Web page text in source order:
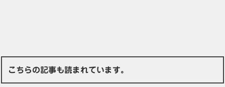
こちらの記事も読まれています。